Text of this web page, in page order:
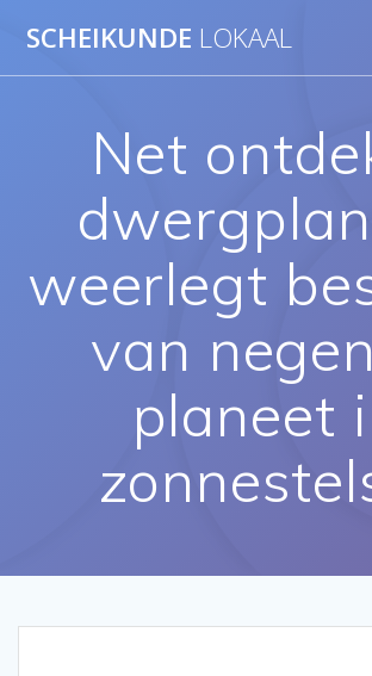
naar
SCHEIKUNDE LOKAAL
Net
weerlegt
van
planeet